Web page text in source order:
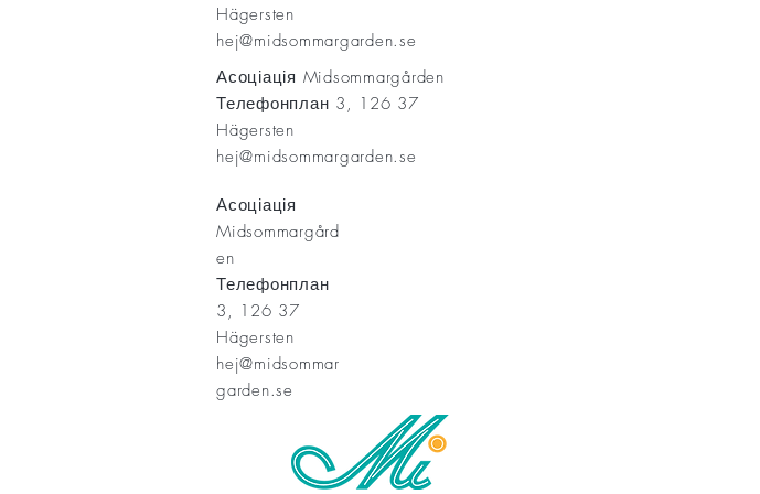
Hägersten
hej@midsommargarden.se
Асоціація Midsommargården
Телефонплан 3, 126 37
Hägersten
hej@midsommargarden.se
Асоціація
Midsommargård
en
Телефонплан
3, 126 37
Hägersten
hej@midsommar
garden.se